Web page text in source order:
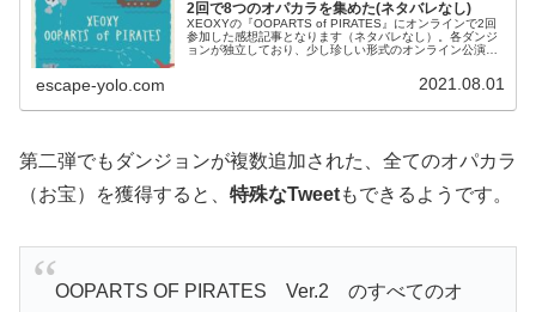
2回で8つのオパカラを集めた(ネタバレなし)
XEOXYの『OOPARTS of PIRATES』にオンラインで2回
参加した感想記事となります（ネタバレなし）。各ダンジ
ョンが独立しており、少し珍しい形式のオンライン公演。
escape-yolo.com 2021.08.01
第二弾でもダンジョンが複数追加された、全てのオパカラ
（お宝）を獲得すると、 特殊なTweetもできるようです。
OOPARTS OF PIRATES Ver.2 のすべてのオ